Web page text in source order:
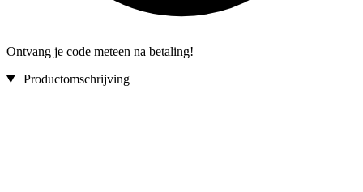
Ontvang je code meteen na betaling!
Productomschrijving